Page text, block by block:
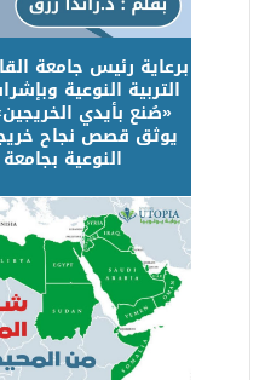
برعاية رئيس جامعة
التربية النوعية
«صُنع بأيدي
يوثق قصص نجاح
النوعية